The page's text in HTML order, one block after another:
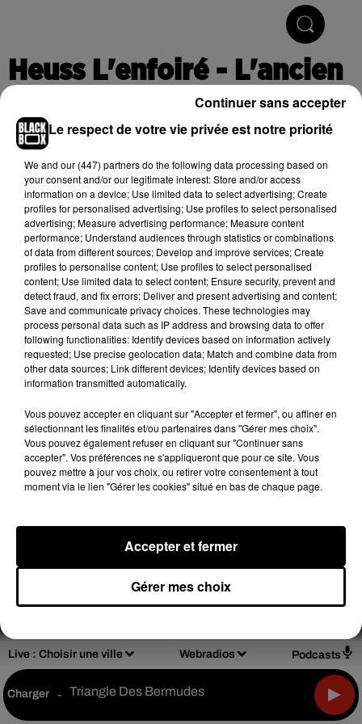
Live : Choisir une ville Webradios Podcasts
Charger - Triangle Des Bermudes
Heuss L'enfoiré - L'ancien
Publié : 23 septembre 2020 à 13h06
Cet élément est masqué compte-tenu du refus du
dépôt de cookies que vous avez exprimé. Si vous
souhaitez l'afficher, merci de nous donner votre accord
en cliquant sur le bouton ci-dessous.
Afficher l'élément
(C) 2020
DesignOlivier Varma
Mentions légales
2025 2024
Le respect de votre vie privée est notre priorité
We and our (447) partnersdo the following data processing based on
your consent and/or our legitimate interest: Store and/or access
information on a device; Use limited data to select advertising; Create
profiles for personalised advertising; Use profiles to select personalised
advertising; Measure advertising performance; Measure content
performance; Understand audiences through statistics or combinations
of data from different sources; Develop and improve services; Create
profiles to personalise content; Use profiles to select personalised
content; Use limited data to select content; Ensure security, prevent and
detect fraud, and fix errors; Deliver and present advertising and content;
Save and communicate privacy choices. These technologies may
process personal data such as IP address and browsing data to offer
following functionalities: Identify devices based on information actively
requested; Use precise geolocation data; Match and combine data from
other data sources; Link different devices; Identify devices based on
information transmitted automatically.
Vous pouvez accepter en cliquant sur "Accepter et fermer", ou affiner en
sélectionnant les finalités et/ou partenaires dans "Gérer mes choix".
Vous pouvez également refuser en cliquant sur "Continuer sans
accepter". Vos préférences ne s'appliqueront que pour ce site. Vous
pouvez mettre à jour vos choix, ou retirer votre consentement à tout
moment via le lien "Gérer les cookies" situé en bas de chaque page.
Gérer mes choix
Accepter et fermer
Continuer sans accepter